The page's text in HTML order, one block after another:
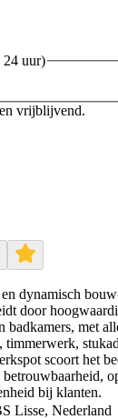
24 uur)
vrijblijvend.
dynamisch
door
badkamers, met
scoort het
bij klanten.
Lisse, Nederland